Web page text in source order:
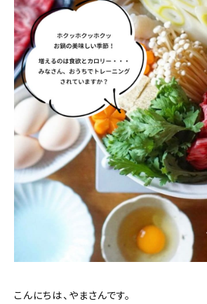
カテゴリー一覧
新着記事
人気の記事
おすすめの記事
コラム
インテリア
こんにちは、やまさんです。